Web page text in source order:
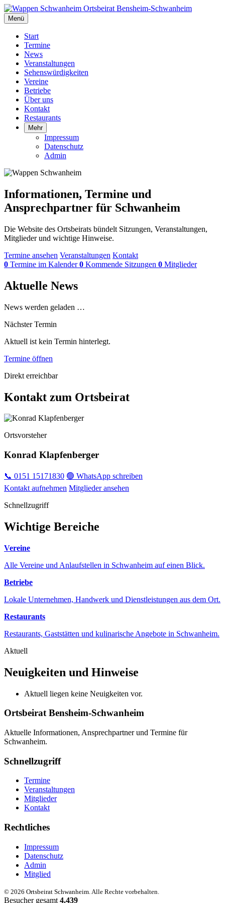
Ortsbeirat Bensheim-Schwanheim
Menü
Start
Termine
News
Veranstaltungen
Sehenswürdigkeiten
Vereine
Betriebe
Über uns
Kontakt
Restaurants
Mehr
Impressum
Datenschutz
Admin
Informationen, Termine und
Ansprechpartner für Schwanheim
Die Website des Ortsbeirats bündelt Sitzungen, Veranstaltungen,
Mitglieder und wichtige Hinweise.
Termine ansehen Veranstaltungen Kontakt
0 Termine im Kalender 0 Kommende Sitzungen 0 Mitglieder
Aktuelle News
News werden geladen …
Nächster Termin
Aktuell ist kein Termin hinterlegt.
Termine öffnen
Direkt erreichbar
Kontakt zum Ortsbeirat
Ortsvorsteher
Konrad Klapfenberger
📞 0151 15171830 🟢 WhatsApp schreiben
Kontakt aufnehmen Mitglieder ansehen
Schnellzugriff
Wichtige Bereiche
Vereine
Alle Vereine und Anlaufstellen in Schwanheim auf einen Blick.
Betriebe
Lokale Unternehmen, Handwerk und Dienstleistungen aus dem Ort.
Restaurants
Restaurants, Gaststätten und kulinarische Angebote in Schwanheim.
Aktuell
Neuigkeiten und Hinweise
Aktuell liegen keine Neuigkeiten vor.
Ortsbeirat Bensheim-Schwanheim
Aktuelle Informationen, Ansprechpartner und Termine für
Schwanheim.
Schnellzugriff
Termine
Veranstaltungen
Mitglieder
Kontakt
Rechtliches
Impressum
Datenschutz
Admin
Mitglied
© 2026 Ortsbeirat Schwanheim. Alle Rechte vorbehalten.
Besucher gesamt 4.439